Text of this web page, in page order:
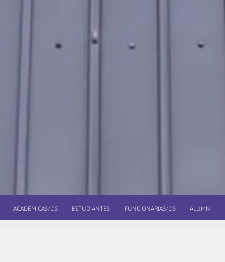
ACADÉMICAS/OS ESTUDIANTES FUNCIONARIAS/OS ALUMNI